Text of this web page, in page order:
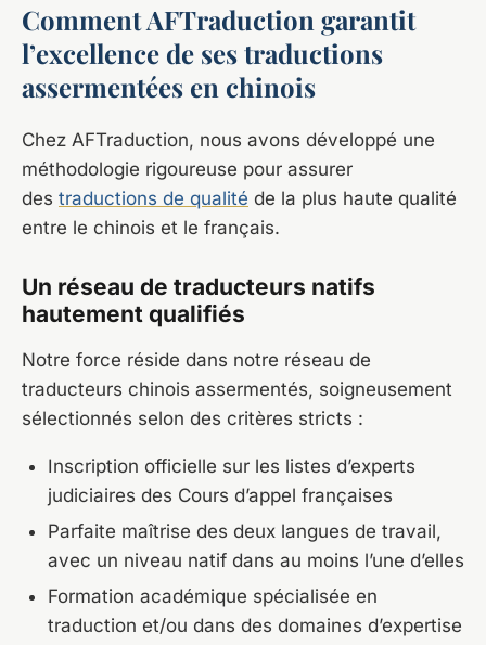
Comment AFTraduction garantit
l’excellence de ses traductions
assermentées en chinois
Chez AFTraduction, nous avons développé une
méthodologie rigoureuse pour assurer
des traductions de qualité de la plus haute qualité
entre le chinois et le français.
Un réseau de traducteurs natifs
hautement qualifiés
Notre force réside dans notre réseau de
traducteurs chinois assermentés, soigneusement
sélectionnés selon des critères stricts :
Inscription officielle sur les listes d’experts
judiciaires des Cours d’appel françaises
Parfaite maîtrise des deux langues de travail,
avec un niveau natif dans au moins l’une d’elles
Formation académique spécialisée en
traduction et/ou dans des domaines d’expertise